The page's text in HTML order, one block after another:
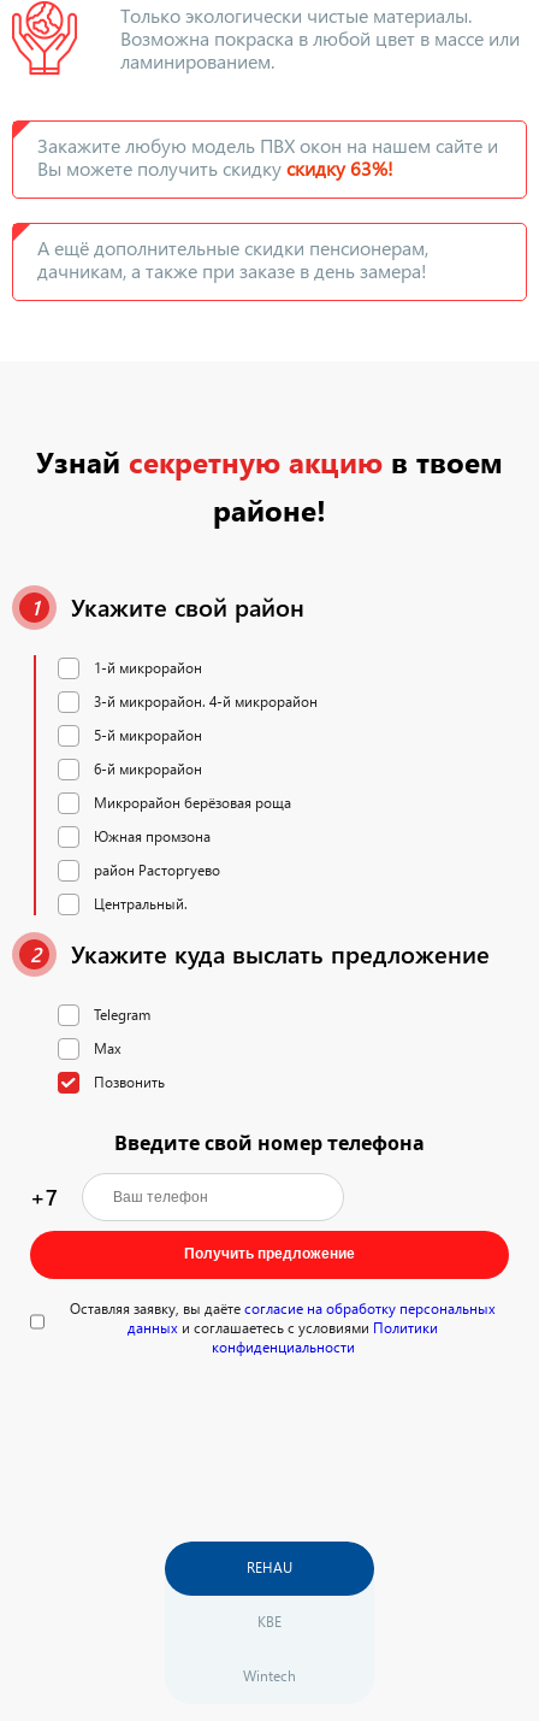
Только экологически чистые материалы.
Возможна покраска в любой цвет в массе или
ламинированием.
Закажите любую модель ПВХ окон на нашем сайте и
Вы можете получить скидкускидку 63%!
А ещё дополнительные скидки пенсионерам,
дачникам, а также при заказе в день замера!
Узнай секретную акцию в твоем
районе!
1 Укажите свой район
1-й микрорайон
3-й микрорайон. 4-й микрорайон
5-й микрорайон
6-й микрорайон
Микрорайон берёзовая роща
Южная промзона
район Расторгуево
Центральный.
2 Укажите куда выслать предложение
Telegram
Max
Позвонить
Введите свой номер телефона
+7
Получить предложение
Оставляя заявку, вы даётесогласие на обработку персональных
данных и соглашаетесь с условиями Политики
конфиденциальности
REHAU
KBE
Wintech